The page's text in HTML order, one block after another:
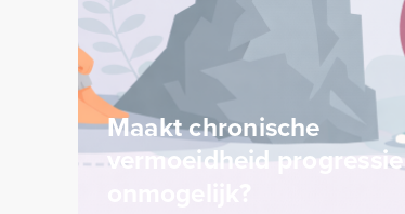
Maakt chronische
vermoeidheid progressie